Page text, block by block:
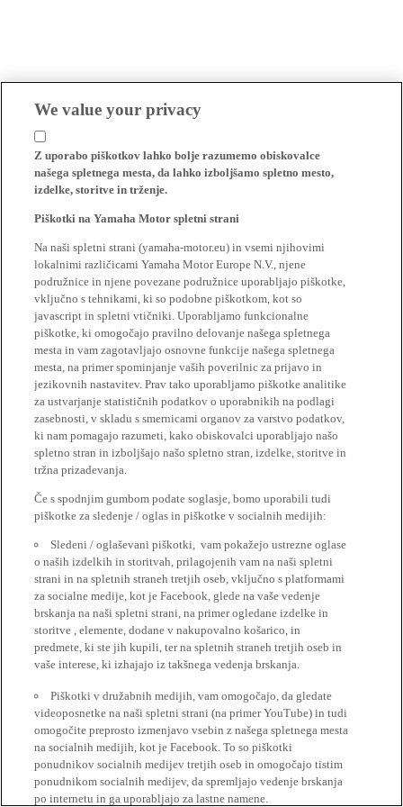
We value your privacy
Z uporabo piškotkov lahko bolje razumemo obiskovalce
našega spletnega mesta, da lahko izboljšamo spletno mesto,
izdelke, storitve in trženje.
Piškotki na Yamaha Motor spletni strani
Na naši spletni strani (yamaha-motor.eu) in vsemi njihovimi
lokalnimi različicami Yamaha Motor Europe N.V., njene
podružnice in njene povezane podružnice uporabljajo piškotke,
vključno s tehnikami, ki so podobne piškotkom, kot so
javascript in spletni vtičniki. Uporabljamo funkcionalne
piškotke, ki omogočajo pravilno delovanje našega spletnega
mesta in vam zagotavljajo osnovne funkcije našega spletnega
mesta, na primer spominjanje vaših poverilnic za prijavo in
jezikovnih nastavitev. Prav tako uporabljamo piškotke analitike
za ustvarjanje statističnih podatkov o uporabnikih na podlagi
zasebnosti, v skladu s smernicami organov za varstvo podatkov,
ki nam pomagajo razumeti, kako obiskovalci uporabljajo našo
spletno stran in izboljšajo našo spletno stran, izdelke, storitve in
tržna prizadevanja.
Če s spodnjim gumbom podate soglasje, bomo uporabili tudi
piškotke za sledenje / oglas in piškotke v socialnih medijih:
Sledeni / oglaševani piškotki, vam pokažejo ustrezne oglase
o naših izdelkih in storitvah, prilagojenih vam na naši spletni
strani in na spletnih straneh tretjih oseb, vključno s platformami
za socialne medije, kot je Facebook, glede na vaše vedenje
brskanja na naši spletni strani, na primer ogledane izdelke in
storitve , elemente, dodane v nakupovalno košarico, in
predmete, ki ste jih kupili, ter na spletnih straneh tretjih oseb in
vaše interese, ki izhajajo iz takšnega vedenja brskanja.
Piškotki v družabnih medijih, vam omogočajo, da gledate
videoposnetke na naši spletni strani (na primer YouTube) in tudi
omogočite preprosto izmenjavo vsebin z našega spletnega mesta
na socialnih medijih, kot je Facebook. To so piškotki
ponudnikov socialnih medijev tretjih oseb in omogočajo tistim
ponudnikom socialnih medijev, da spremljajo vedenje brskanja
po internetu in ga uporabljajo za lastne namene.